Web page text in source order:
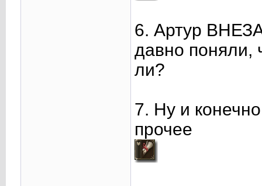
6. Артур
давно поняли,
ли?
7. Ну и
прочее